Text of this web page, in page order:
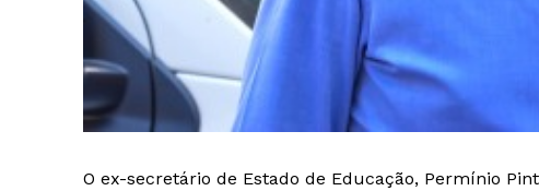
O ex-secretário de Estado de Educação, Permínio